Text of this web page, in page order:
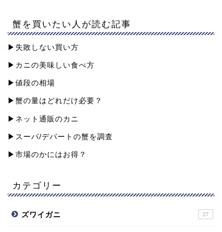
蟹を買いたい人が読む記事
▶︎失敗しない買い方
▶︎カニの美味しい食べ方
▶︎値段の相場
▶︎蟹の量はどれだけ必要？
▶︎ネット通販のカニ
▶︎スーパ/デパートの蟹を調査
▶︎市場のかにはお得？
カテゴリー
ズワイガニ 27